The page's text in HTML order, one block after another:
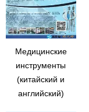
Медицинские
инструменты
(китайский и
английский)